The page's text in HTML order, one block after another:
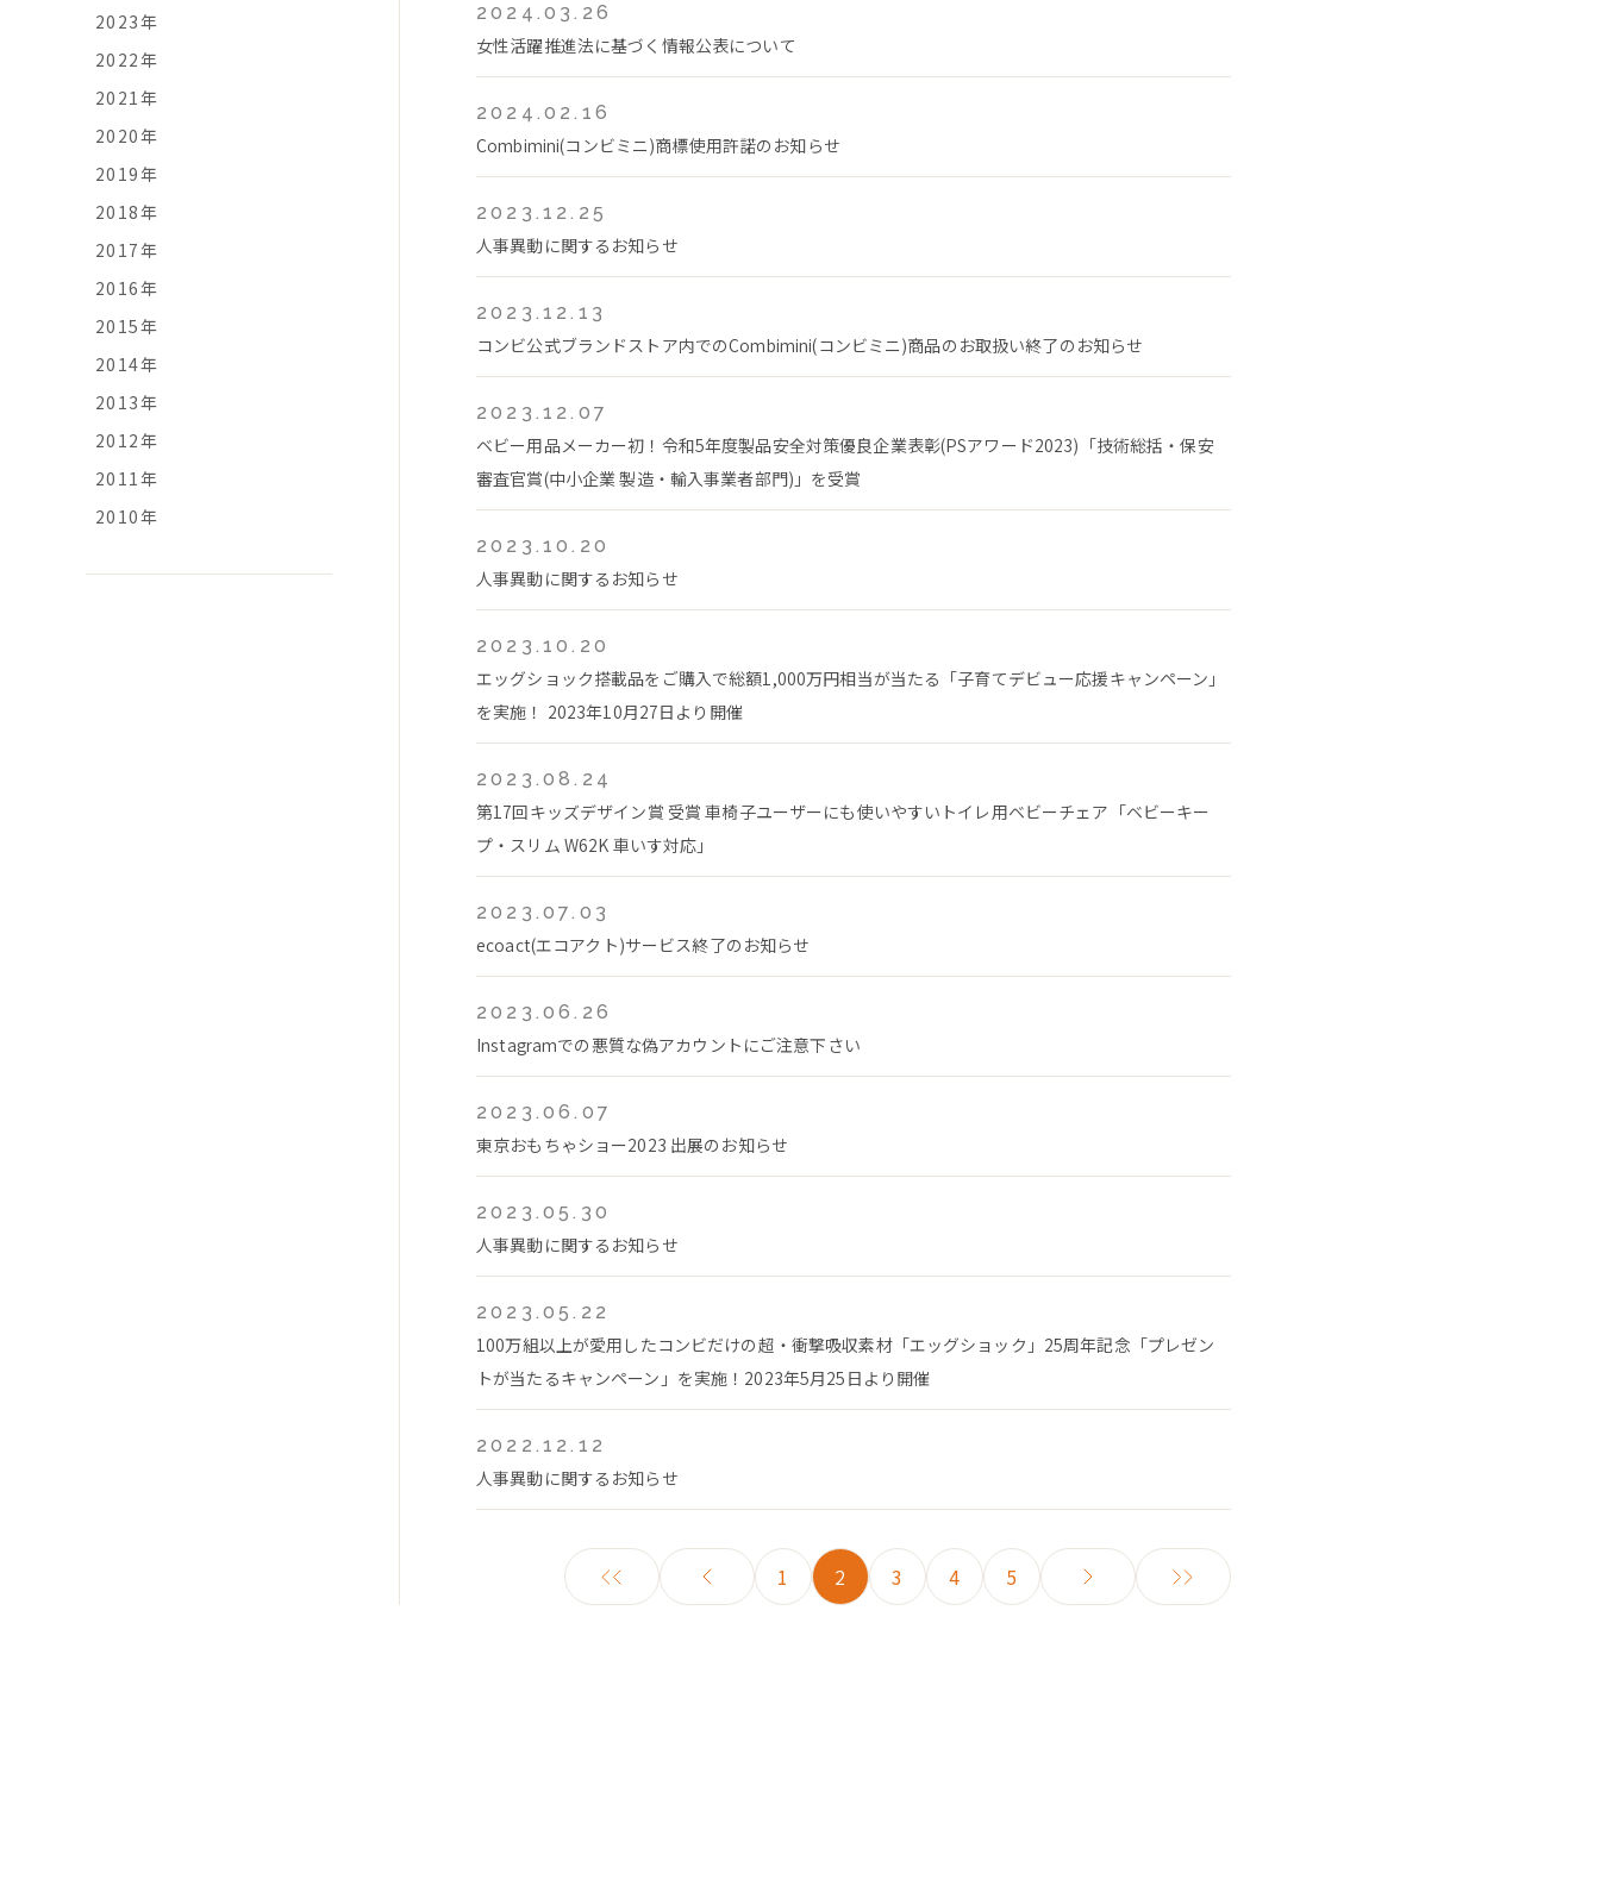
2024.03.26
女性活躍推進法に基づく情報公表について
2024.02.16
Combimini(コンビミニ)商標使用許諾のお知らせ
2023.12.25
人事異動に関するお知らせ
2023.12.13
コンビ公式ブランドストア内でのCombimini(コンビミニ)商品のお取扱い終了のお知らせ
2023.12.07
ベビー用品メーカー初！令和5年度製品安全対策優良企業表彰(PSアワード2023)「技術総括・保安
審査官賞(中小企業 製造・輸入事業者部門)」を受賞
2023.10.20
人事異動に関するお知らせ
2023.10.20
エッグショック搭載品をご購入で総額1,000万円相当が当たる「子育てデビュー応援キャンペーン」
を実施！ 2023年10月27日より開催
2023.08.24
第17回キッズデザイン賞 受賞 車椅子ユーザーにも使いやすいトイレ用ベビーチェア「ベビーキー
プ・スリム W62K 車いす対応」
2023.07.03
ecoact(エコアクト)サービス終了のお知らせ
2023.06.26
Instagramでの悪質な偽アカウントにご注意下さい
2023.06.07
東京おもちゃショー2023 出展のお知らせ
2023.05.30
人事異動に関するお知らせ
2023.05.22
100万組以上が愛用したコンビだけの超・衝撃吸収素材「エッグショック」25周年記念「プレゼン
トが当たるキャンペーン」を実施！2023年5月25日より開催
2022.12.12
人事異動に関するお知らせ
1 2 3 4 5
2023年
2022年
2021年
2020年
2019年
2018年
2017年
2016年
2015年
2014年
2013年
2012年
2011年
2010年